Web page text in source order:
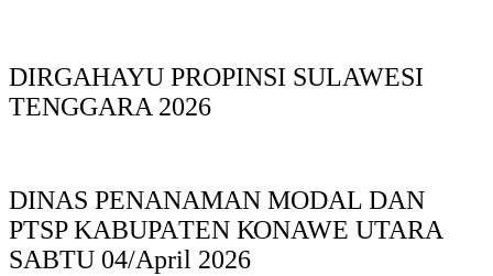
DIRGAHAYU PROPINSI SULAWESI
TENGGARA 2026
DINAS PΕΝΑΝΑΜAN MODAL DAN
PTSP KABUPAΤΕΝ ΚΟNAWE UTARA
SABTU 04/April 2026